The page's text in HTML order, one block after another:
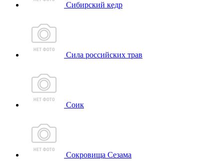
Сибирский кедр
Сила российских трав
Соик
Сокровища Сезама